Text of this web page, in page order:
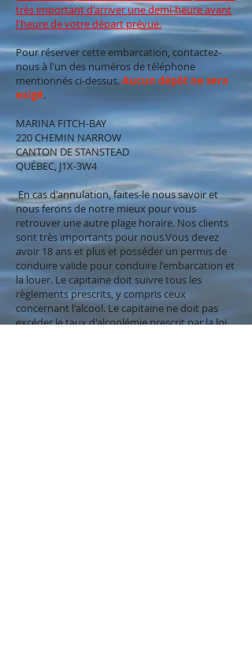
très important d'arriver une demi-heure avant
l'heure de votre départ prévue.
Pour réserver cette embarcation, contactez-
nous à l'un des numéros de téléphone
mentionnés ci-dessus.Aucun dépôt ne sera
exigé.
MARINA FITCH-BAY
220 CHEMIN NARROW
CANTON DE STANSTEAD
QUÉBEC, J1X-3W4
En cas d'annulation, faites-le nous savoir et
nous ferons de notre mieux pour vous
retrouver une autre plage horaire. Nos clients
sont très importants pour nous.Vous devez
avoir 18 ans et plus et posséder un permis de
conduire valide pour conduire l'embarcation et
la louer. Le capitaine doit suivre tous les
règlements prescrits, y compris ceux
concernant l'alcool. Le capitaine ne doit pas
excéder le taux d'alcoolémie prescrit par la loi.